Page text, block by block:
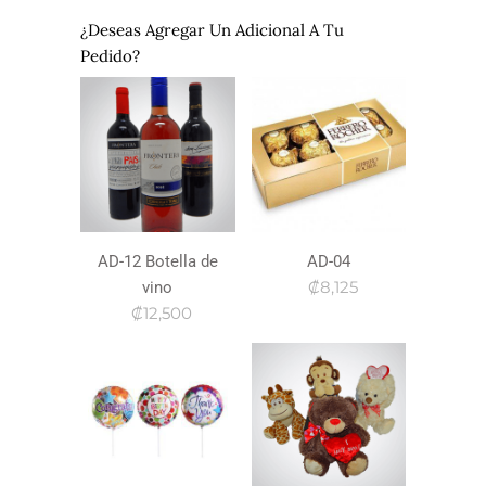
¿Deseas Agregar Un Adicional A Tu
Pedido?
AD-12 Botella de
vino
₡12,500
AD-04
₡8,125